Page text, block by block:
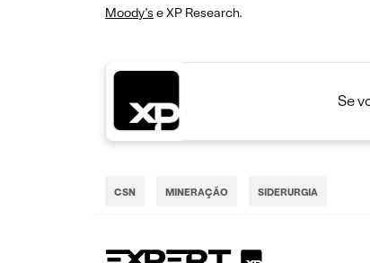
Moody’s e XP Research.
Se
CSN MINERAÇÃO SIDERURGIA